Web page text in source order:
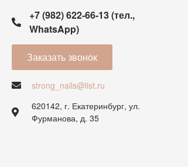
+7 (982) 622-66-13 (тел.,
WhatsApp)
Заказать звонок
strong_nails@list.ru
620142, г. Екатеринбург, ул.
Фурманова, д. 35